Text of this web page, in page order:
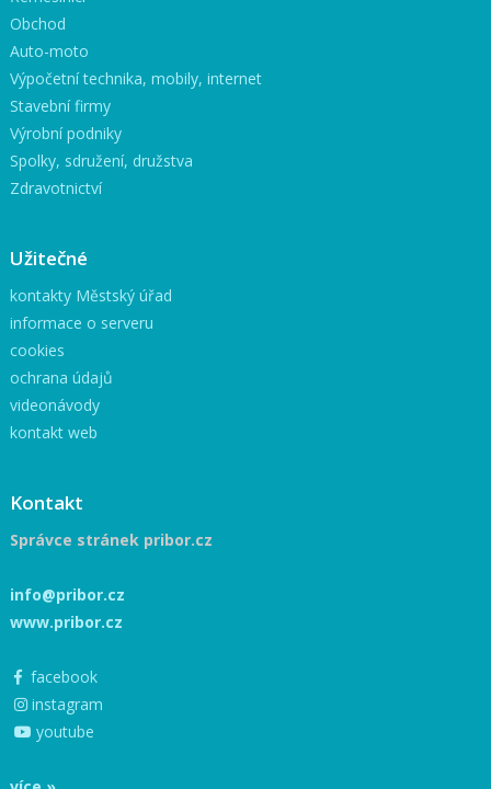
Obchod
Auto-moto
Výpočetní technika, mobily, internet
Stavební firmy
Výrobní podniky
Spolky, sdružení, družstva
Zdravotnictví
Užitečné
kontakty Městský úřad
informace o serveru
cookies
ochrana údajů
videonávody
kontakt web
Kontakt
Správce stránek pribor.cz
info@pribor.cz
www.pribor.cz
facebook
instagram
youtube